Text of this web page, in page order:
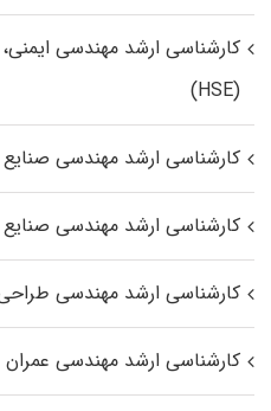
کارشناسی ارشد مهندسی
(HSE)
کارشناسی ارشد مهندسی صنایع
کارشناسی ارشد مهندسی
کارشناسی ارشد مهندسی
کارشناسی ارشد مهندسی عمران